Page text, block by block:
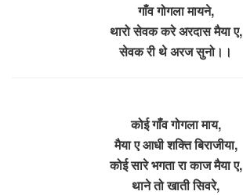
गाँव गोगला मायने,
थारो सेवक करे अरदास मैया ए,
सेवक री थे अरज सुनो।।
कोई गाँव गोगला माय,
मैया ए आधी शक्ति बिराजीया,
कोई सारे भगता रा काज मैया ए,
थाने तो खाती सिवरे,